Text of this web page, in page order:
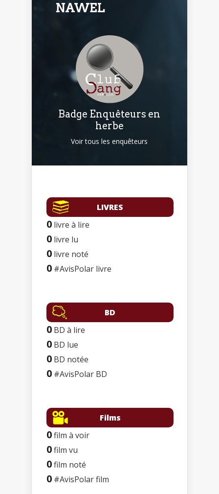
NAWEL
Badge Enquêteurs en
herbe
Voir tous les enquêteurs
LIVRES
0 livre à lire
0 livre lu
0 livre noté
0 #AvisPolar livre
BD
0 BD à lire
0 BD lue
0 BD notée
0 #AvisPolar BD
Films
0film à voir
0film vu
0film noté
0 #AvisPolar film